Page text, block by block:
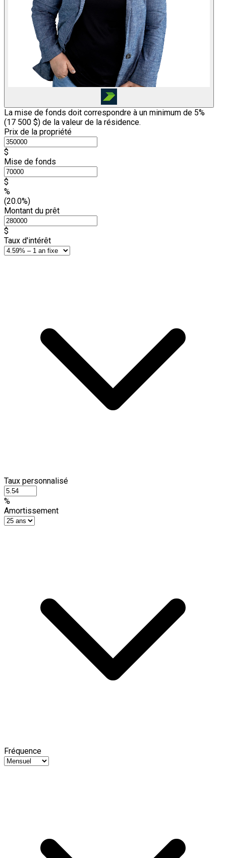
La mise de fonds doit correspondre à un minimum de 5%
(17 500 $) de la valeur de la résidence.
Prix de la propriété
$
Mise de fonds
$
%
(20.0%)
Montant du prêt
$
Taux d'intérêt
Taux personnalisé
%
Amortissement
Fréquence